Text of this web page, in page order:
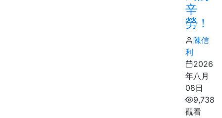
辛
勞！
陳信
利
2026
年八月
08日
9,738
觀看